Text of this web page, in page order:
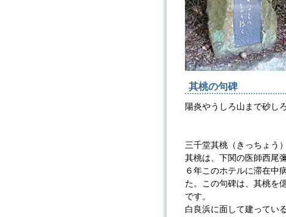
其桃の句碑
陽炎やうしろ山まで砂し
三千
三千堂其桃（きっちょう
其桃は、下関の医師西尾
６年このホテルに滞在中
た。この句碑は、其桃を
です。
白良浜に面して建ってい